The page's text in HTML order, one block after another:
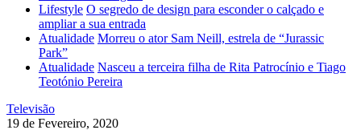
Lifestyle O segredo de design para esconder o calçado e
ampliar a sua entrada
Atualidade Morreu o ator Sam Neill, estrela de “Jurassic
Park”
Atualidade Nasceu a terceira filha de Rita Patrocínio e Tiago
Teotónio Pereira
Televisão
19 de Fevereiro, 2020